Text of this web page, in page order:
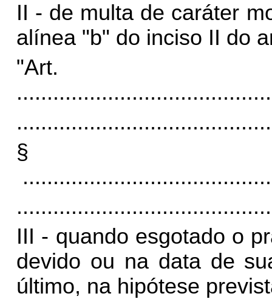
II - de multa de caráter
alínea "b" do inciso II do
§
III - quando esgotado o
devido ou na data de
último, na hipótese